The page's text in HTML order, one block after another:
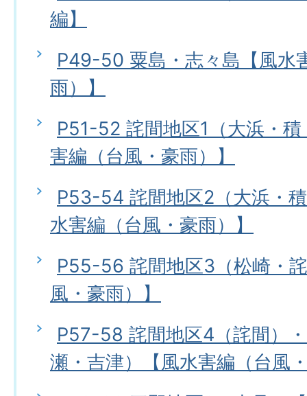
編】
P49-50 粟島・志々島【風水
雨）】
P51-52 詫間地区1（大浜・
害編（台風・豪雨）】
P53-54 詫間地区2（大浜・
水害編（台風・豪雨）】
P55-56 詫間地区3（松崎・
風・豪雨）】
P57-58 詫間地区4（詫間）
瀬・吉津）【風水害編（台風